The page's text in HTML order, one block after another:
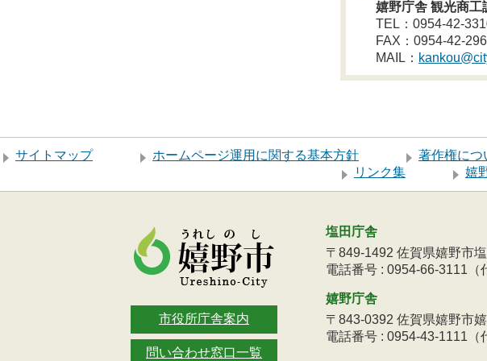
嬉野庁舎 観光商工
TEL：0954-42-
FAX：0954-42-
MAIL：
サイトマップ ホームページ運用に関する基本方針 著作権につ
リンク集
嬉
市役所庁舎案内
問い合わせ窓口一覧
塩田庁舎
〒849-1492 佐賀県嬉野市
電話番号 : 0954-66-3111（
嬉野庁舎
〒843-0392 佐賀県嬉野市
電話番号 : 0954-43-1111（